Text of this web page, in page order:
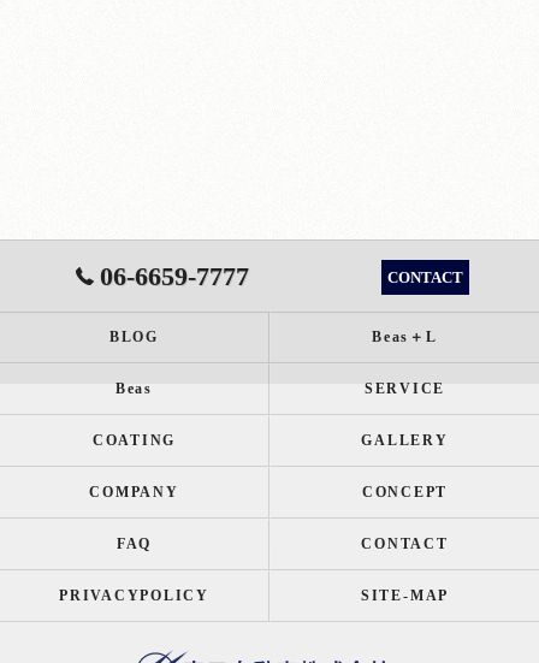
06-6659-7777 CONTACT
BLOG Beas＋L
Beas SERVICE
COATING GALLERY
COMPANY CONCEPT
FAQ CONTACT
PRIVACYPOLICY SITE-MAP